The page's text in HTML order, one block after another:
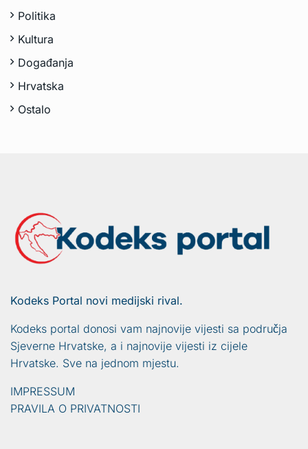
Politika
Kultura
Događanja
Hrvatska
Ostalo
Kodeks Portal novi medijski rival.
Kodeks portal donosi vam najnovije vijesti sa područja
Sjeverne Hrvatske, a i najnovije vijesti iz cijele
Hrvatske. Sve na jednom mjestu.
IMPRESSUM
PRAVILA O PRIVATNOSTI